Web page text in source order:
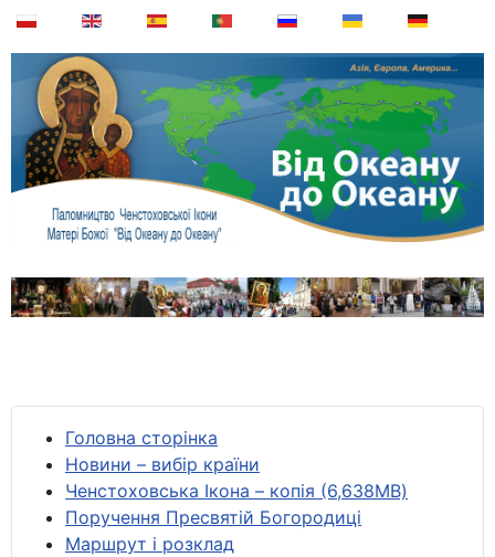
Головна сторінка
Новини – вибір країни
Ченстоховська Ікона – копія (6,638MB)
Поручення Пресвятій Богородиці
Маршрут і розклад